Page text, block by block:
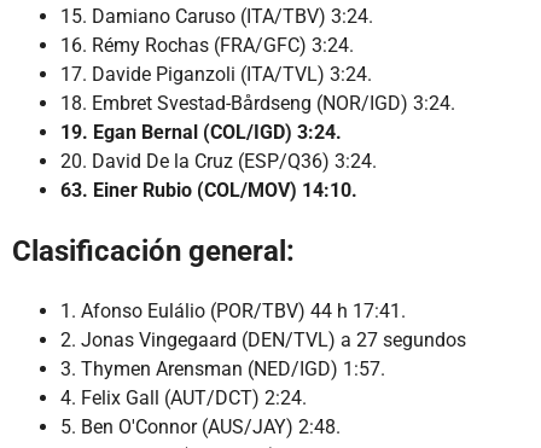
15. Damiano Caruso (ITA/TBV) 3:24.
16. Rémy Rochas (FRA/GFC) 3:24.
17. Davide Piganzoli (ITA/TVL) 3:24.
18. Embret Svestad-Bårdseng (NOR/IGD) 3:24.
19. Egan Bernal (COL/IGD) 3:24.
20. David De la Cruz (ESP/Q36) 3:24.
63. Einer Rubio (COL/MOV) 14:10.
Clasificación general:
1. Afonso Eulálio (POR/TBV) 44 h 17:41.
2. Jonas Vingegaard (DEN/TVL) a 27 segundos
3. Thymen Arensman (NED/IGD) 1:57.
4. Felix Gall (AUT/DCT) 2:24.
5. Ben O'Connor (AUS/JAY) 2:48.